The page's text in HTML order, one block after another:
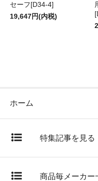
セーフ[D34-4]
19,647円(内税)
ホーム
特集記事を見る
商品毎メーカー